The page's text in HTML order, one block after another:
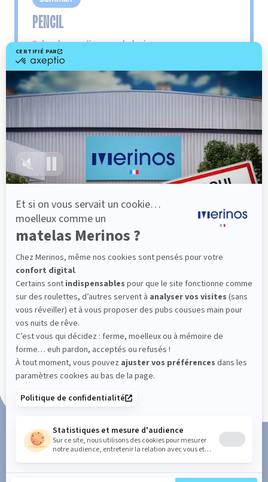
PENCIL
Le plus : soutien morphologique
Grâce à ses 3 zones de confort, le sommier
Pencil vous assure tout son soutien. Avec les
épaules, le dos et le bassin qui reposent sur ses
lattes, vous évitez les douleurs au petit matin.
501,00 €
Découvrir
Fabrication Française
101 nuits d'essai*
Paiement en 3x ou 4x sans frais